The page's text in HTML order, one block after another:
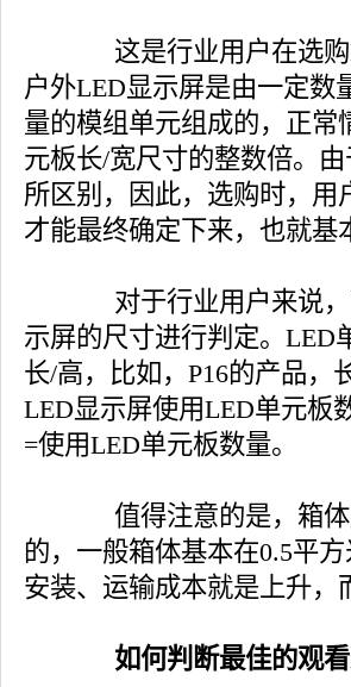
这是行业用户在选购
户外LED显示屏是由一定数
量的模组单元组成的，正
元板长/宽尺寸的整数倍。
所区别，因此，选购时，
才能最终确定下来，也就基
对于行业用户来说，
示屏的尺寸进行判定。LED
长/高，比如，P16的产品，
LED显示屏使用LED单元板
=使用LED单元板数量。
值得注意的是，箱体
的，一般箱体基本在0.5平
安装、运输成本就是上升
如何判断最佳的观看